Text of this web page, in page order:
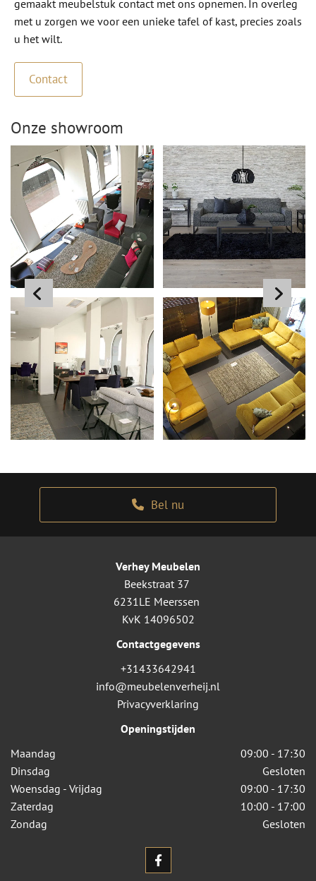
gemaakt meubelstuk contact met ons opnemen. In overleg
met u zorgen we voor een unieke tafel of kast, precies zoals
u het wilt.
Contact
Onze showroom
Bel nu
Verhey Meubelen
Beekstraat 37
6231LE Meerssen
KvK 14096502
Contactgegevens
+31433642941
info@meubelenverheij.nl
Privacyverklaring
Openingstijden
Maandag
09:00 - 17:30
Dinsdag
Gesloten
Woensdag - Vrijdag
09:00 - 17:30
Zaterdag
10:00 - 17:00
Zondag
Gesloten